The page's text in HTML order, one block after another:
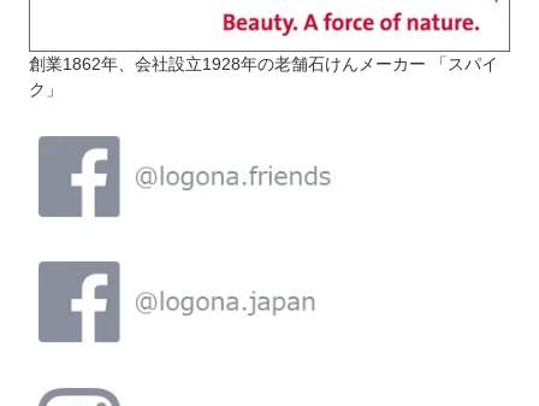
創業1862年、会社設立1928年の老舗石けんメーカー 「スパイ
ク」